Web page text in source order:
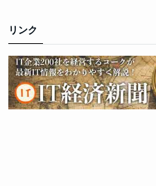
リンク